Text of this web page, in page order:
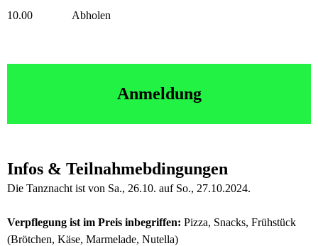
10.00 Abholen
Anmeldung
Infos & Teilnahmebdingungen
Die Tanznacht ist von Sa., 26.10. auf So., 27.10.2024.
Verpflegung ist im Preis inbegriffen: Pizza, Snacks, Frühstück
(Brötchen, Käse, Marmelade, Nutella)